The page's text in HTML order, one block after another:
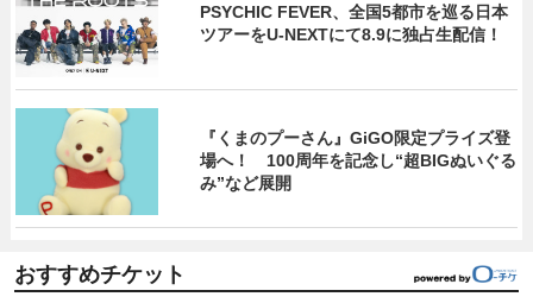
PSYCHIC FEVER、全国5都市を巡る日本
ツアーをU‐NEXTにて8.9に独占生配信！
『くまのプーさん』GiGO限定プライズ登
場へ！ 100周年を記念し“超BIGぬいぐる
み”など展開
おすすめチケット